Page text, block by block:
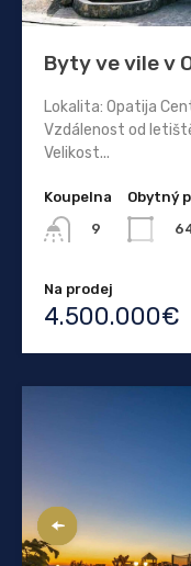
Byty ve vile v
Lokalita: Opatija
Vzdálenost od
Velikost...
Koupelna
9
Obytný
Na prodej
4.500.000€